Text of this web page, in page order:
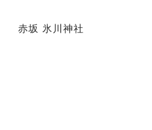
赤坂 氷川神社